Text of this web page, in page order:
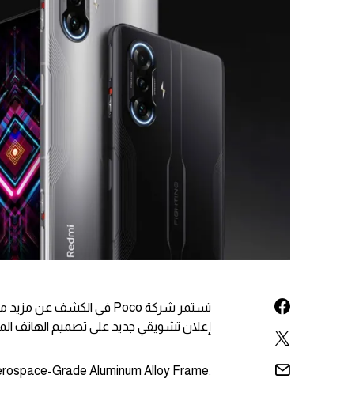
إعلان تشويقي جديد على تصميم الهاتف
Grade Aluminum Alloy Frame.